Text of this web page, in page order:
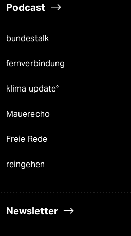
Podcast
bundestalk
fernverbindung
klima update°
Mauerecho
Freie Rede
reingehen
Newsletter